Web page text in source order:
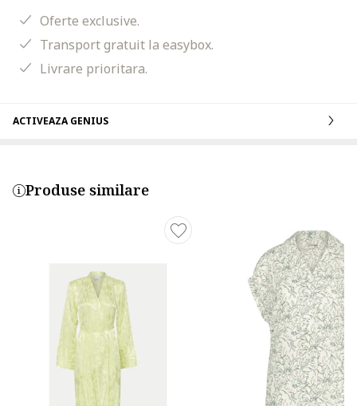
Oferte exclusive.
Transport gratuit la easybox.
Livrare prioritara.
ACTIVEAZA GENIUS
Produse similare